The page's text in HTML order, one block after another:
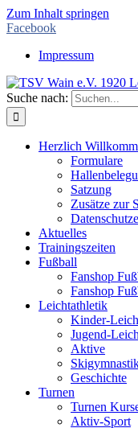
Zum Inhalt springen
Facebook
Impressum
Suche nach:
Herzlich
Formulare
Satzung
Zusätze zur
Aktuelles
Trainingszeiten
Fußball
Fanshop
Fanshop
Leichtathletik
Kinder-
Jugend-
Aktive
Geschichte
Turnen
Turnen
Aktiv-Sport